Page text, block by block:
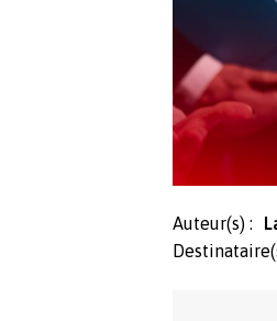
Auteur(s) :